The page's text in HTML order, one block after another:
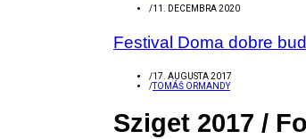
/11. DECEMBRA 2020
Festival Doma dobre
/17. AUGUSTA 2017
/TOMÁŠ ORMANDY
Sziget 2017 /